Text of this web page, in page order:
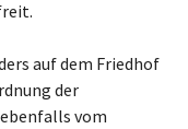
auf dem Friedhof
der
vom